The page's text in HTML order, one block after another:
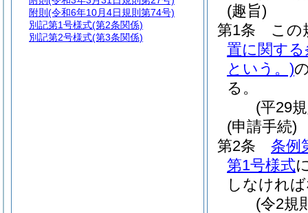
(趣旨)
第1条
この
置に関する
という。)
る。
(平29
(申請手続)
第2条
条例
第1号様式
しなけれ
(令2規
附則 (令和6年10月4日規則第74号)
別記第1号様式(第2条関係)
別記第2号様式(第3条関係)